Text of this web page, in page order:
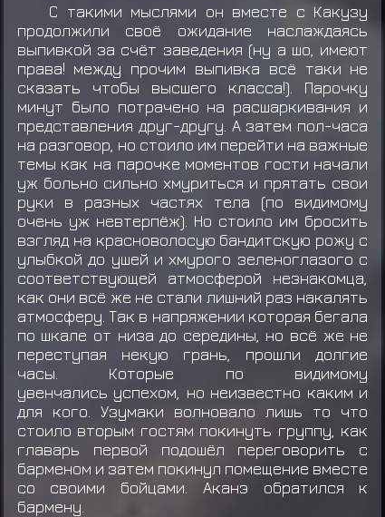
С такими мыслями он вместе с Какузу
продолжили своё ожидание наслаждаясь
выпивкой за счёт заведения (ну а шо, имеют
права! между прочим выпивка всё таки не
сказать чтобы высшего класса!). Парочку
минут было потрачено на расшаркивания и
представления друг-другу. А затем пол-часа
на разговор, но стоило им перейти на важные
темы как на парочке моментов гости начали
уж больно сильно хмуриться и прятать свои
руки в разных частях тела (по видимому
очень уж невтерпёж). Но стоило им бросить
взгляд на красноволосую бандитскую рожу с
улыбкой до ушей и хмурого зеленоглазого с
соответствующей атмосферой незнакомца,
как они всё же не стали лишний раз накалять
атмосферу. Так в напряжении которая бегала
по шкале от низа до середины, но всё же не
переступая некую грань, прошли долгие
часы. Которые по видимому
увенчались успехом, но неизвестно каким и
для кого. Узумаки волновало лишь то что
стоило вторым гостям покинуть группу, как
главарь первой подошёл переговорить с
барменом и затем покинул помещение вместе
со своими бойцами. Аканэ обратился к
бармену.